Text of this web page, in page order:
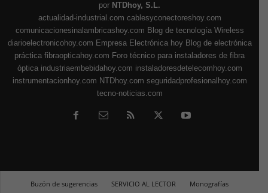
por NTDhoy, S.L.
actualidad-industrial.com cablesyconectoreshoy.com
comunicacionesinalambricashoy.com Blog de tecnología Wireless
diarioelectronicohoy.com Empresa Electrónica hoy Blog de electrónica
práctica fibraopticahoy.com Foro técnico para instaladores de fibra
óptica industriaembebidahoy.com instaladoresdetelecomhoy.com
instrumentacionhoy.com NTDhoy.com seguridadprofesionalhoy.com
tecno-noticias.com
Buzón de sugerencias SERVICIO AL LECTOR
Monografías